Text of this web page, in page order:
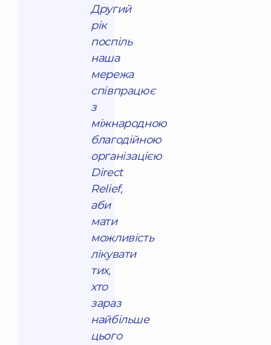
Другий
рік
поспіль
наша
мережа
співпрацює
з
міжнародною
благодійною
організацією
Direct
Relief,
аби
мати
можливість
лікувати
тих,
хто
зараз
найбільше
цього